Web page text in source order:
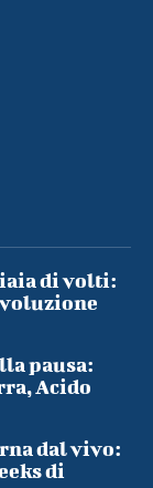
di volti:
pausa:
Acido
dal vivo:
di